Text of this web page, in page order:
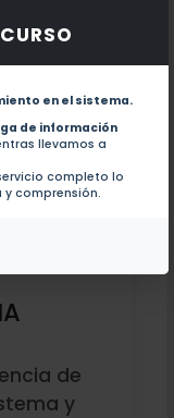
en el sistema.
de información
llevamos a
completo lo
comprensión.
de
y